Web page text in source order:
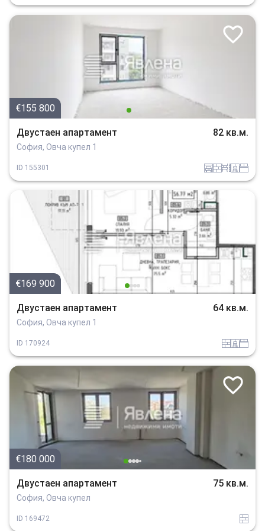
€155 800
Двустаен апартамент 82 кв.м.
София, Овча купел 1
ID 155301 garajtuhlaobzavejdne_0 sanitarno_pomeshtenie spalnia
€169 900
Двустаен апартамент 64 кв.м.
София, Овча купел 1
ID 170924 tuhla sanitarno_pomeshtenie spalnia
€180 000
Двустаен апартамент 75 кв.м.
София, Овча купел
ID 169472 tuhla